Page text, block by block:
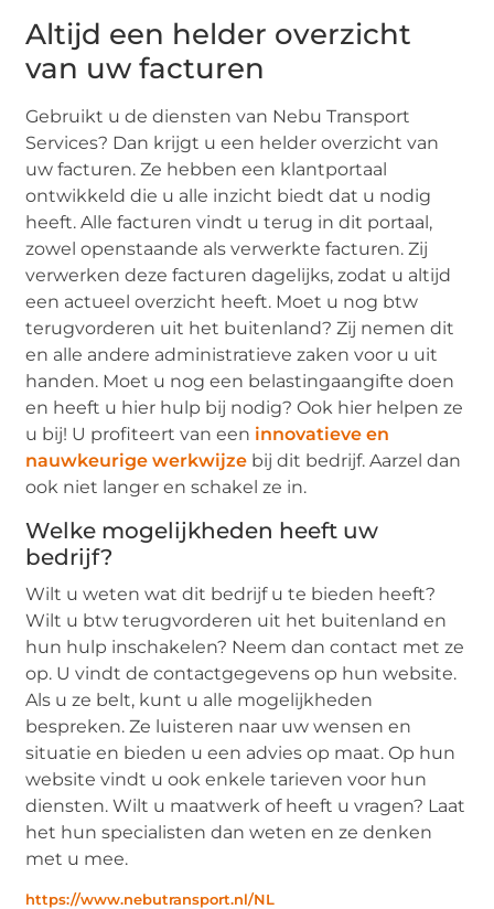
Altijd een helder overzicht
van uw facturen
Gebruikt u de diensten van Nebu Transport
Services? Dan krijgt u een helder overzicht van
uw facturen. Ze hebben een klantportaal
ontwikkeld die u alle inzicht biedt dat u nodig
heeft. Alle facturen vindt u terug in dit portaal,
zowel openstaande als verwerkte facturen. Zij
verwerken deze facturen dagelijks, zodat u altijd
een actueel overzicht heeft. Moet u nog btw
terugvorderen uit het buitenland? Zij nemen dit
en alle andere administratieve zaken voor u uit
handen. Moet u nog een belastingaangifte doen
en heeft u hier hulp bij nodig? Ook hier helpen ze
u bij! U profiteert van een innovatieve en
nauwkeurige werkwijze bij dit bedrijf. Aarzel dan
ook niet langer en schakel ze in.
Welke mogelijkheden heeft uw
bedrijf?
Wilt u weten wat dit bedrijf u te bieden heeft?
Wilt u btw terugvorderen uit het buitenland en
hun hulp inschakelen? Neem dan contact met ze
op. U vindt de contactgegevens op hun website.
Als u ze belt, kunt u alle mogelijkheden
bespreken. Ze luisteren naar uw wensen en
situatie en bieden u een advies op maat. Op hun
website vindt u ook enkele tarieven voor hun
diensten. Wilt u maatwerk of heeft u vragen? Laat
het hun specialisten dan weten en ze denken
met u mee.
https://www.nebutransport.nl/NL